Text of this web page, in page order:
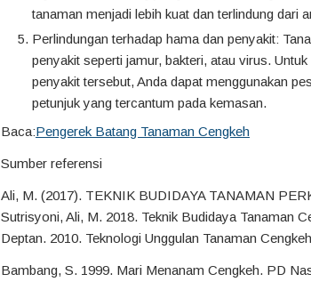
tanaman menjadi lebih kuat dan terlindung dari
Perlindungan terhadap hama dan penyakit:
penyakit seperti jamur, bakteri, atau virus.
penyakit tersebut, Anda dapat menggunakan
petunjuk yang tercantum pada kemasan.
Baca:Pengerek Batang Tanaman Cengkeh
Sumber referensi
Ali, M. (2017). TEKNIK BUDIDAYA TANAMAN
Sutrisyoni, Ali, M. 2018. Teknik Budidaya Tanaman
Deptan. 2010. Teknologi Unggulan Tanaman
Bambang, S. 1999. Mari Menanam Cengkeh. PD